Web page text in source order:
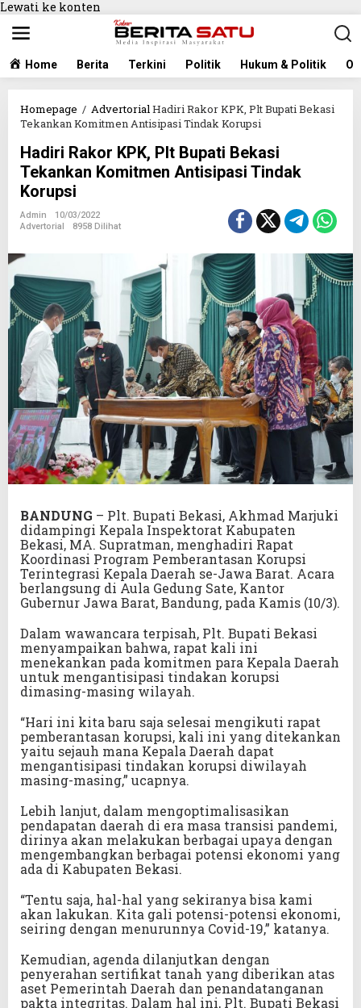
Lewati ke konten
Home Berita Terkini Politik Hukum & Politik
Homepage / AdvertorialHadiri Rakor KPK, Plt Bupati Bekasi
Tekankan Komitmen Antisipasi Tindak Korupsi
Hadiri Rakor KPK, Plt Bupati Bekasi
Tekankan Komitmen Antisipasi Tindak
Korupsi
Admin
10/03/2022
Advertorial
8958 Dilihat
BANDUNG – Plt. Bupati Bekasi, Akhmad Marjuki
didampingi Kepala Inspektorat Kabupaten
Bekasi, MA. Supratman, menghadiri Rapat
Koordinasi Program Pemberantasan Korupsi
Terintegrasi Kepala Daerah se-Jawa Barat. Acara
berlangsung di Aula Gedung Sate, Kantor
Gubernur Jawa Barat, Bandung, pada Kamis (10/3).
Dalam wawancara terpisah, Plt. Bupati Bekasi
menyampaikan bahwa, rapat kali ini
menekankan pada komitmen para Kepala Daerah
untuk mengantisipasi tindakan korupsi
dimasing-masing wilayah.
“Hari ini kita baru saja selesai mengikuti rapat
pemberantasan korupsi, kali ini yang ditekankan
yaitu sejauh mana Kepala Daerah dapat
mengantisipasi tindakan korupsi diwilayah
masing-masing,” ucapnya.
Lebih lanjut, dalam mengoptimalisasikan
pendapatan daerah di era masa transisi pandemi,
dirinya akan melakukan berbagai upaya dengan
mengembangkan berbagai potensi ekonomi yang
ada di Kabupaten Bekasi.
“Tentu saja, hal-hal yang sekiranya bisa kami
akan lakukan. Kita gali potensi-potensi ekonomi,
seiring dengan menurunnya Covid-19,” katanya.
Kemudian, agenda dilanjutkan dengan
penyerahan sertifikat tanah yang diberikan atas
aset Pemerintah Daerah dan penandatanganan
pakta integritas. Dalam hal ini, Plt. Bupati Bekasi